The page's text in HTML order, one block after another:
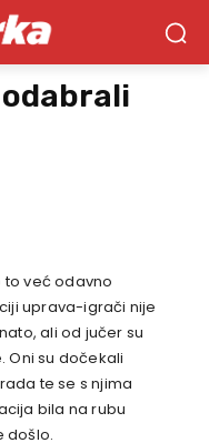
to već odavno
uprava-igrači nije
ali od jučer su
Oni su dočekali
te se s njima
bila na rubu
došlo.